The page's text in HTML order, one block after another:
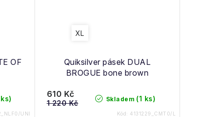
OF
UNI
Quiksilver pásek DUAL
BROGUE bone brown
XL
Skladem (1 ks)
610 Kč
1 220 Kč
Kód: 4131229_CMT0/L